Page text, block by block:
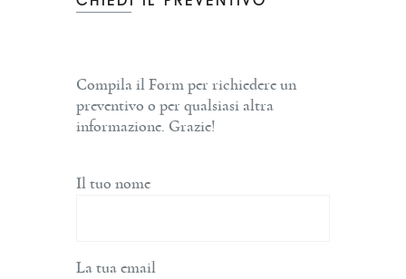
Compila il Form per richiedere un
preventivo o per qualsiasi altra
informazione. Grazie!
Il tuo nome
La tua email